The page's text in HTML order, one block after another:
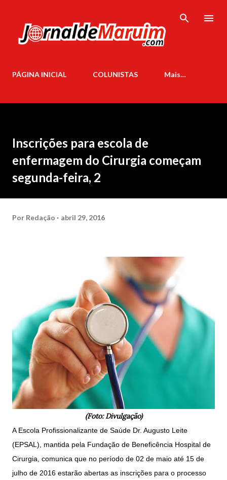
PÁGINA INICIAL COLUNISTAS Mais…
Inscrições para escola de
enfermagem do Cirurgia começam
segunda-feira, 2
Por Redação abril 29, 2016
(Foto: Divulgação)
A Escola Profissionalizante de Saúde Dr. Augusto Leite
(EPSAL), mantida pela Fundação de Beneficência Hospital de
Cirurgia, comunica que no período de 02 de maio até 15 de
julho de 2016 estarão abertas as inscrições para o processo